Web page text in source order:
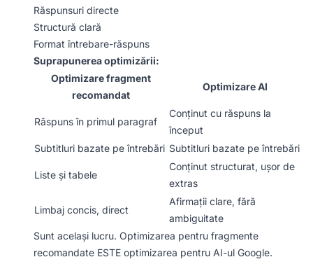
Răspunsuri directe
Structură clară
Format întrebare-răspuns
Suprapunerea optimizării:
Optimizare fragment
recomandat
Optimizare AI
Răspuns în primul paragraf
Conținut cu răspuns la
început
Subtitluri bazate pe întrebări Subtitluri bazate pe întrebări
Liste și tabele
Conținut structurat, ușor de
extras
Limbaj concis, direct
Afirmații clare, fără
ambiguitate
Sunt același lucru. Optimizarea pentru fragmente
recomandate ESTE optimizarea pentru AI-ul Google.